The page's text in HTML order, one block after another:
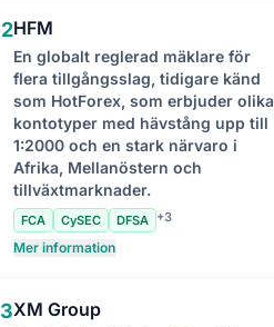
2HFM
En globalt reglerad mäklare för
flera tillgångsslag, tidigare känd
som HotForex, som erbjuder olika
kontotyper med hävstång upp till
1:2000 och en stark närvaro i
Afrika, Mellanöstern och
tillväxtmarknader.
FCA CySEC DFSA +3
Mer information
3XM Group